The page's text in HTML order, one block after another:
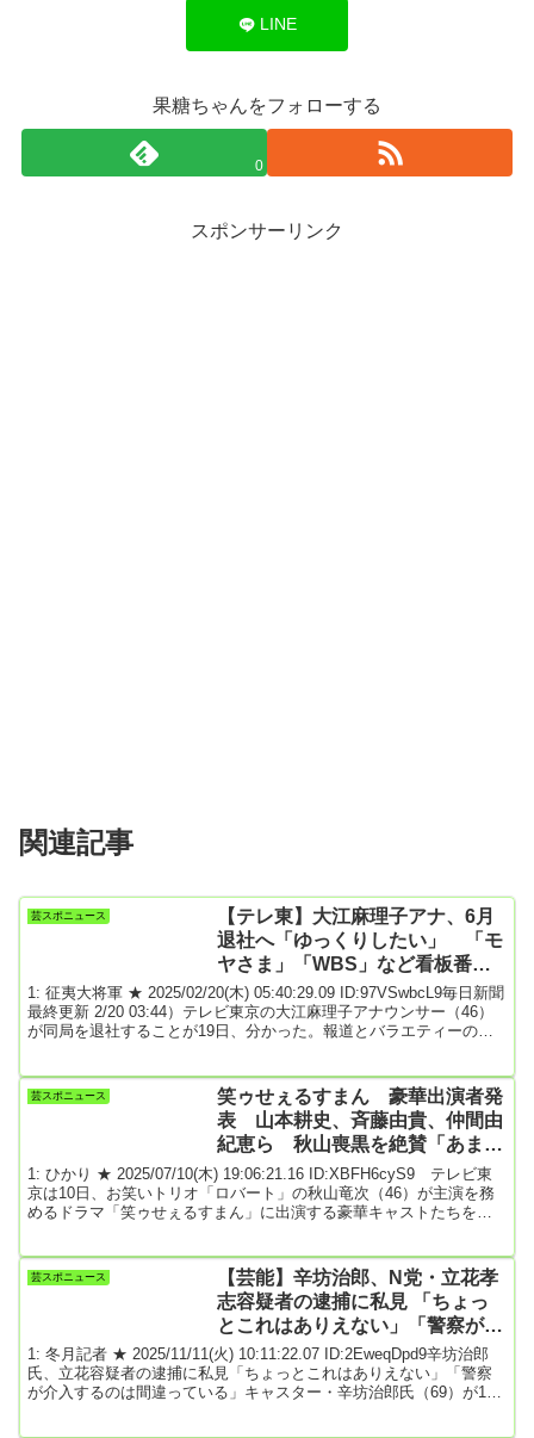
LINE
果糖ちゃんをフォローする
0
スポンサーリンク
関連記事
芸スポニュース
【テレ東】大江麻理子アナ、6月
退社へ「ゆっくりしたい」 「モ
ヤさま」「WBS」など看板番組
担当で人気
1: 征夷大将軍 ★ 2025/02/20(木) 05:40:29.09 ID:97VSwbcL9毎日新聞
最終更新 2/20 03:44）テレビ東京の大江麻理子アナウンサー（46）
が同局を退社することが19日、分かった。報道とバラエティーの同
います」と答えた。今後については「当面はフリーでの活動や他局
に出演することはないと聞いています」と話している。フェリス女
芸スポニュース
笑ゥせぇるすまん 豪華出演者発
表 山本耕史、斉藤由貴、仲間由
紀恵ら 秋山喪黒を絶賛「あまり
にも完璧」
1: ひかり ★ 2025/07/10(木) 19:06:21.16 ID:XBFH6cyS9 テレビ東
京は10日、お笑いトリオ「ロバート」の秋山竜次（46）が主演を務
めるドラマ「笑ゥせぇるすまん」に出演する豪華キャストたちを発
演の斉藤由貴（58）も「あまりにも完璧」と、その存在感を絶賛し
た。同ドラマは7月18日から全12話を3週に分けてPrime Videoで独占
芸スポニュース
【芸能】辛坊治郎、N党・立花孝
志容疑者の逮捕に私見 「ちょっ
とこれはありえない」「警察が介
入するのは間違っている」
1: 冬月記者 ★ 2025/11/11(火) 10:11:22.07 ID:2EweqDpd9辛坊治郎
氏、立花容疑者の逮捕に私見「ちょっとこれはありえない」「警察
が介入するのは間違っている」キャスター・辛坊治郎氏（69）が10